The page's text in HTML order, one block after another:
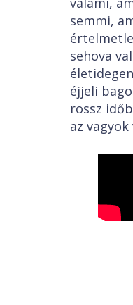
semmi,
sehova
éjjeli
rossz
az vagyok